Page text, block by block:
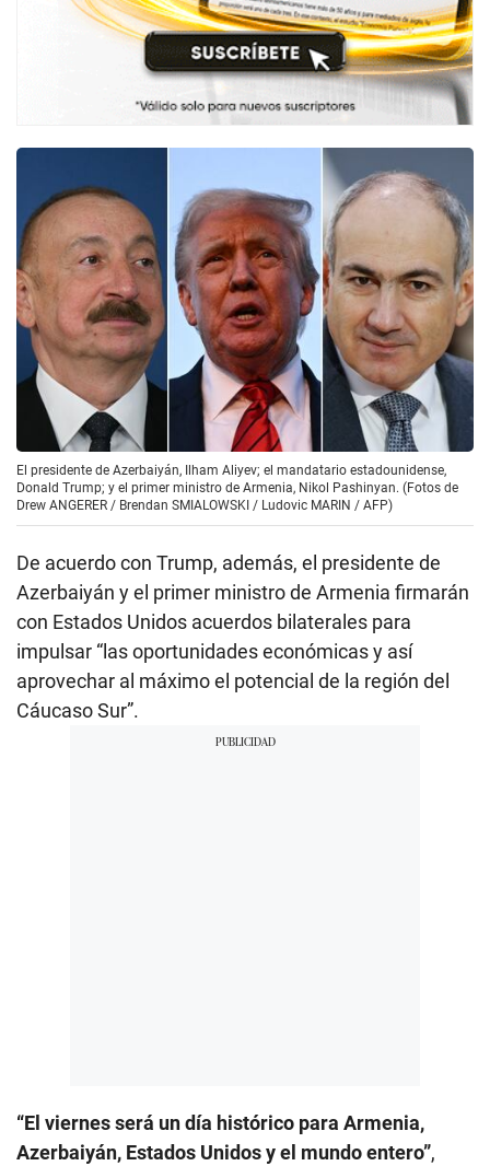
El presidente de Azerbaiyán, Ilham Aliyev; el mandatario estadounidense,
Donald Trump; y el primer ministro de Armenia, Nikol Pashinyan. (Fotos de
Drew ANGERER / Brendan SMIALOWSKI / Ludovic MARIN / AFP)
De acuerdo con Trump, además, el presidente de
Azerbaiyán y el primer ministro de Armenia firmarán
con Estados Unidos acuerdos bilaterales para
impulsar “las oportunidades económicas y así
aprovechar al máximo el potencial de la región del
Cáucaso Sur”.
“El viernes será un día histórico para Armenia,
Azerbaiyán, Estados Unidos y el mundo entero”,